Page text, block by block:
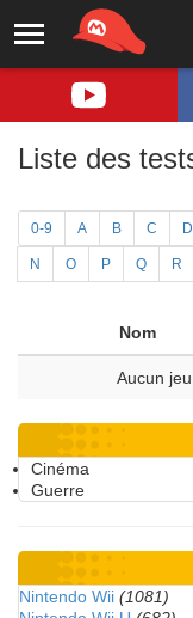
Liste des
0-9 A B C D
N O P Q R
Nom
Aucun
Cinéma
Guerre
Nintendo Wii (1081)